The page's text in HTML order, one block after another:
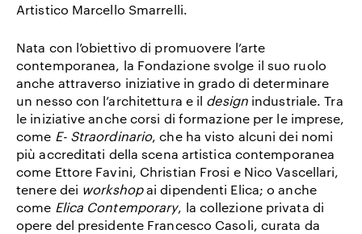
Artistico Marcello Smarrelli.
Nata con l’obiettivo di promuovere l’arte
contemporanea, la Fondazione svolge il suo ruolo
anche attraverso iniziative in grado di determinare
un nesso con l’architettura e il designindustriale. Tra
le iniziative anche corsi di formazione per le imprese,
come E- Straordinario, che ha visto alcuni dei nomi
più accreditati della scena artistica contemporanea
come Ettore Favini, Christian Frosi e Nico Vascellari,
tenere dei workshopai dipendenti Elica; o anche
come Elica Contemporary, la collezione privata di
opere del presidente Francesco Casoli, curata da